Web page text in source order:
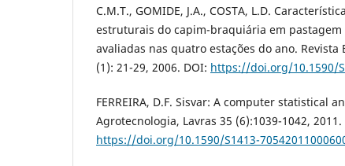
C.M.T., GOMIDE, J.A., COSTA, L.D.
estruturais do capim-braquiária em
avaliadas nas quatro estações do ano. Revista
(1): 21-29, 2006. DOI: https://doi.org/10.1590/
FERREIRA, D.F. Sisvar: A computer statistical
Agrotecnologia, Lavras 35 (6):1039-1042, 2011.
https://doi.org/10.1590/S1413-